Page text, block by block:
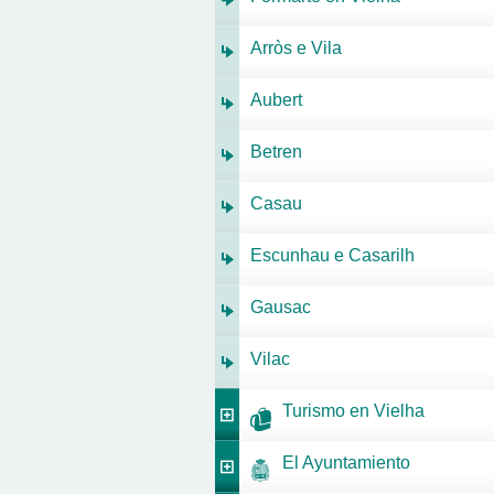
Arròs e Vila
Aubert
Betren
Casau
Escunhau e Casarilh
Gausac
Vilac
Turismo en Vielha
El Ayuntamiento